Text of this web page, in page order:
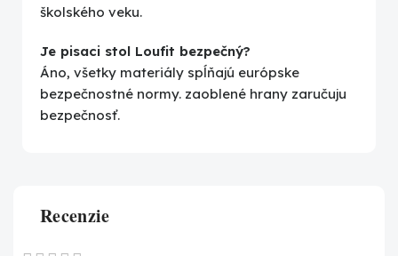
školského veku.
Je pisaci stol Loufit bezpečný?
Áno, všetky materiály spĺňajú európske
bezpečnostné normy. zaoblené hrany zaručuju
bezpečnosť.
Recenzie